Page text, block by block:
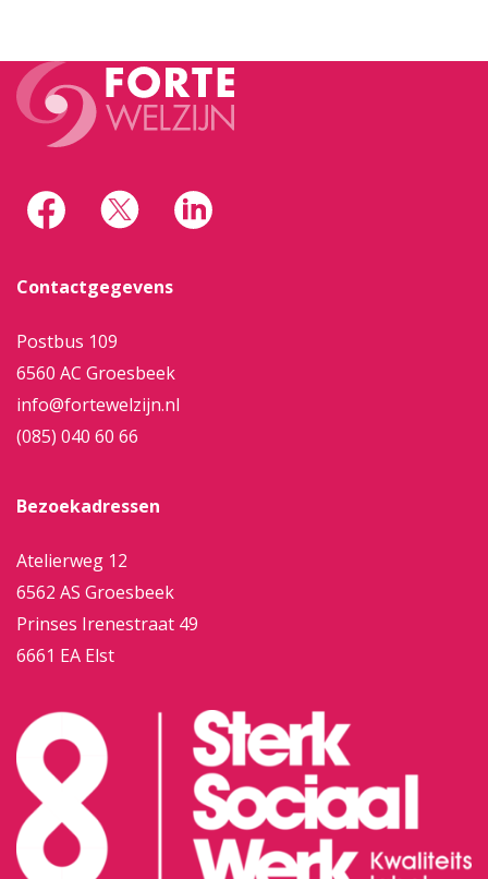
Contactgegevens
Postbus 109
6560 AC Groesbeek
info@fortewelzijn.nl
(085) 040 60 66
Bezoekadressen
Atelierweg 12
6562 AS Groesbeek
Prinses Irenestraat 49
6661 EA Elst